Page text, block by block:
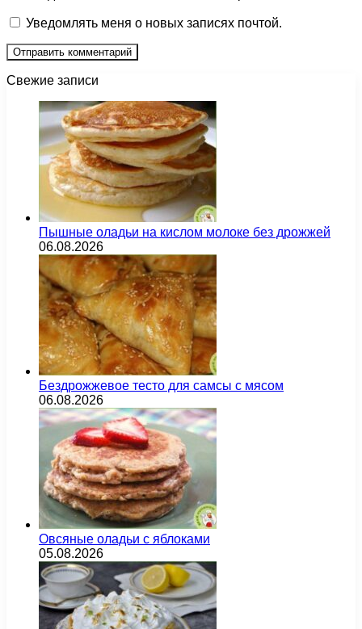
Уведомлять меня о новых записях почтой.
Свежие записи
Пышные оладьи на кислом молоке без дрожжей
06.08.2026
Бездрожжевое тесто для самсы с мясом
06.08.2026
Овсяные оладьи с яблоками
05.08.2026